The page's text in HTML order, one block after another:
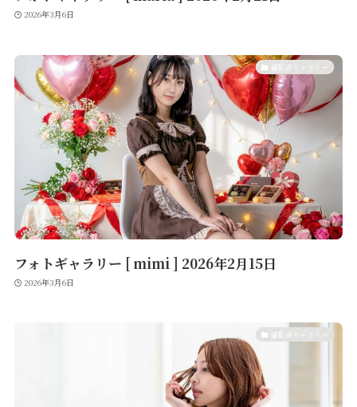
2026年3月6日
撮影会ギャラリー
フォトギャラリー [ mimi ] 2026年2月15日
2026年3月6日
撮影会ギャラリー